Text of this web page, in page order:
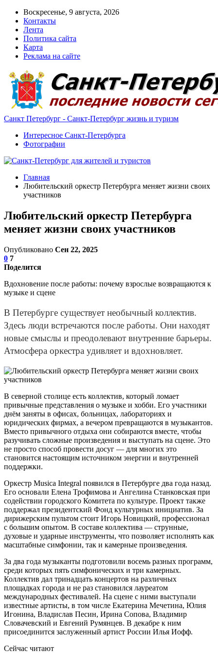
Воскресенье, 9 августа, 2026
Контакты
Лента
Политика сайта
Карта
Реклама на сайте
Санкт Петербург - Санкт-Петербург жизнь и туризм
Интересное Санкт-Петербурга
Фотографии
Главная
Любительский оркестр Петербурга меняет жизни своих
участников
Любительский оркестр Петербурга
меняет жизни своих участников
Опубликовано Сен 22, 2025
0 7
Поделится
Вдохновение после работы: почему взрослые возвращаются к
музыке и сцене
В Петербурге существует необычный коллектив.
Здесь люди встречаются после работы. Они находят
новые смыслы и преодолевают внутренние барьеры.
Атмосфера оркестра удивляет и вдохновляет.
В северной столице есть коллектив, который ломает
привычные представления о музыке и хобби. Его участники
днём заняты в офисах, больницах, лабораториях и
юридических фирмах, а вечером превращаются в музыкантов.
Вместо привычного отдыха они собираются вместе, чтобы
разучивать сложные произведения и выступать на сцене. Это
не просто способ провести досуг — для многих это
становится настоящим источником энергии и внутренней
поддержки.
Оркестр Musica Integral появился в Петербурге два года назад.
Его основали Елена Трофимова и Ангелина Станковская при
содействии городского Комитета по культуре. Проект также
поддержал президентский Фонд культурных инициатив. За
дирижерским пультом стоит Игорь Новицкий, профессионал
с большим опытом. В составе коллектива — струнные,
духовые и ударные инструменты, что позволяет исполнять как
масштабные симфонии, так и камерные произведения.
За два года музыканты подготовили восемь разных программ,
среди которых пять симфонических и три камерных.
Коллектив дал тринадцать концертов на различных
площадках города и не раз становился лауреатом
международных фестивалей. На сцене с ними выступали
известные артисты, в том числе Екатерина Мечетина, Юлия
Игонина, Владислав Песин, Ирина Сопова, Владимир
Словачевский и Евгений Румянцев. В декабре к ним
присоединится заслуженный артист России Илья Иофф.
Сейчас читают